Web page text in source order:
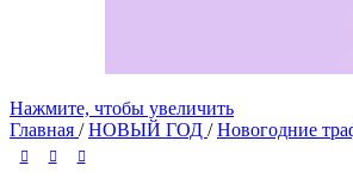
Нажмите, чтобы увеличить
Главная / НОВЫЙ ГОД / Новогодние